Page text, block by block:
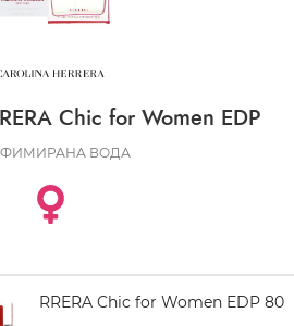
Chic for Women EDP
ВОДА
HERRERA Chic for Women EDP 80